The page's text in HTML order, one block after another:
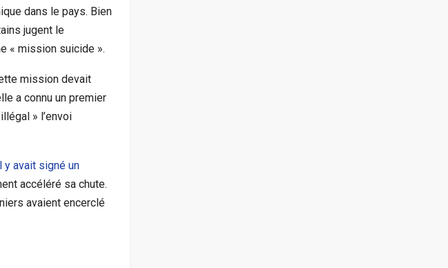
dans le pays. Bien
jugent le
« mission suicide ».
mission devait
a connu un premier
» l’envoi
y avait signé un
accéléré sa chute.
avaient encerclé